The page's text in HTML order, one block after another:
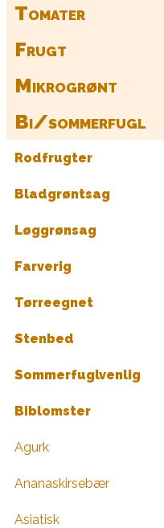
Tomater
Frugt
Mikrogrønt
Bi/sommerfugl
Rodfrugter
Bladgrøntsag
Løggrønsag
Farverig
Tørreegnet
Stenbed
Sommerfuglvenlig
Biblomster
Agurk
Ananaskirsebær
Asiatisk